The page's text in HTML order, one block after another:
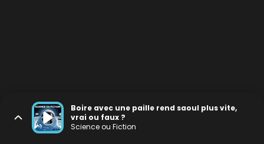
Boire avec une paille rend saoul plus vite,
vrai ou faux ?
Science ou Fiction